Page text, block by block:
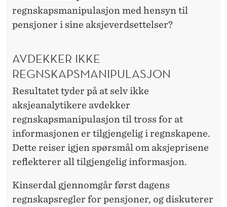
regnskapsmanipulasjon med hensyn til
pensjoner i sine aksjeverdsettelser?
AVDEKKER IKKE
REGNSKAPSMANIPULASJON
Resultatet tyder på at selv ikke
aksjeanalytikere avdekker
regnskapsmanipulasjon til tross for at
informasjonen er tilgjengelig i regnskapene.
Dette reiser igjen spørsmål om aksjeprisene
reflekterer all tilgjengelig informasjon.
Kinserdal gjennomgår først dagens
regnskapsregler for pensjoner, og diskuterer